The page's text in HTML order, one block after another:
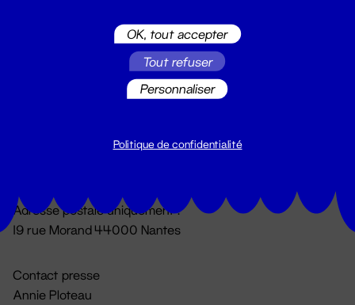
Du lundi au vendredi 14h → 18h
Adresse postale uniquement :
19 rue Morand 44000 Nantes
Contact presse
Annie Ploteau
OK, tout accepter
Tout refuser
Personnaliser
Politique de confidentialité